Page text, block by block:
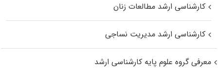
کارشناسی ارشد مطالعات زنان
کارشناسی ارشد مدیریت نساجی
معرفی گروه علوم پایه کارشناسی ارشد